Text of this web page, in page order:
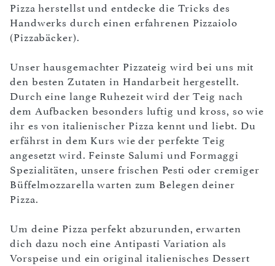
Pizza herstellst und entdecke die Tricks des
Handwerks durch einen erfahrenen Pizzaiolo
(Pizzabäcker).
Unser hausgemachter Pizzateig wird bei uns mit
den besten Zutaten in Handarbeit hergestellt.
Durch eine lange Ruhezeit wird der Teig nach
dem Aufbacken besonders luftig und kross, so wie
ihr es von italienischer Pizza kennt und liebt. Du
erfährst in dem Kurs wie der perfekte Teig
angesetzt wird. Feinste Salumi und Formaggi
Spezialitäten, unsere frischen Pesti oder cremiger
Büffelmozzarella warten zum Belegen deiner
Pizza.
Um deine Pizza perfekt abzurunden, erwarten
dich dazu noch eine Antipasti Variation als
Vorspeise und ein original italienisches Dessert